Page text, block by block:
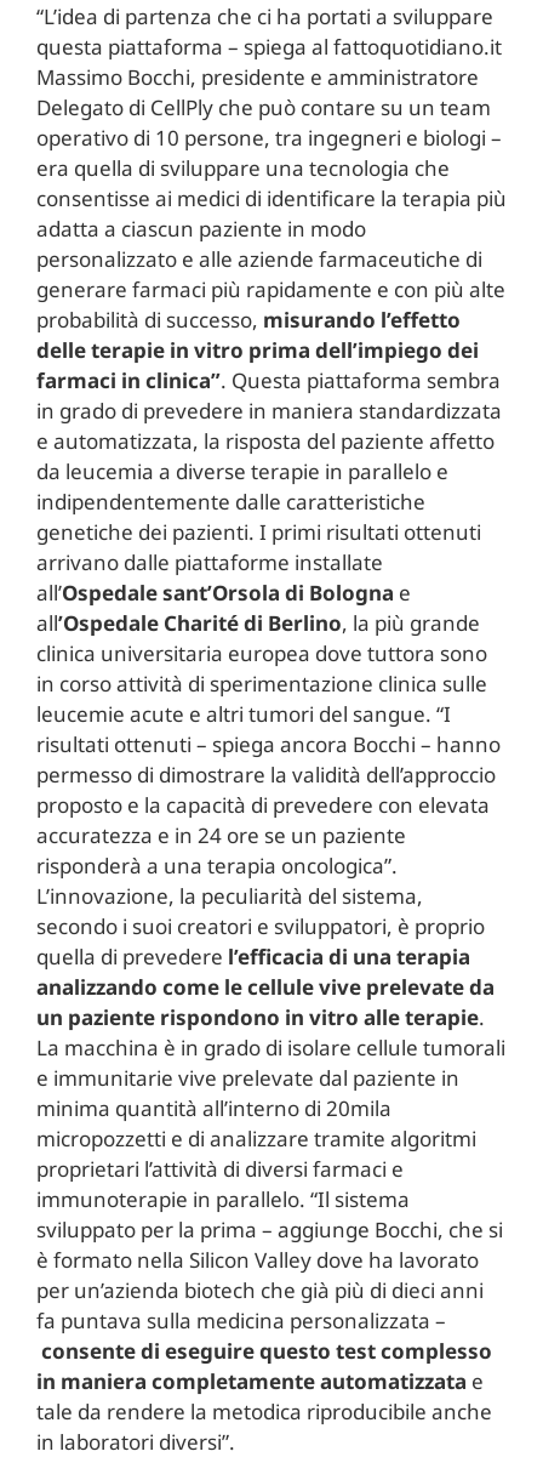
“L’idea di partenza che ci ha portati a sviluppare
questa piattaforma – spiega al fattoquotidiano.it
Massimo Bocchi, presidente e amministratore
Delegato di CellPly che può contare su un team
operativo di 10 persone, tra ingegneri e biologi –
era quella di sviluppare una tecnologia che
consentisse ai medici di identificare la terapia più
adatta a ciascun paziente in modo
personalizzato e alle aziende farmaceutiche di
generare farmaci più rapidamente e con più alte
probabilità di successo, misurando l’effetto
delle terapie in vitro prima dell’impiego dei
farmaci in clinica”. Questa piattaforma sembra
in grado di prevedere in maniera standardizzata
e automatizzata, la risposta del paziente affetto
da leucemia a diverse terapie in parallelo e
indipendentemente dalle caratteristiche
genetiche dei pazienti. I primi risultati ottenuti
arrivano dalle piattaforme installate
all’Ospedale sant’Orsola di Bologna e
all’Ospedale Charité di Berlino, la più grande
clinica universitaria europea dove tuttora sono
in corso attività di sperimentazione clinica sulle
leucemie acute e altri tumori del sangue. “I
risultati ottenuti – spiega ancora Bocchi – hanno
permesso di dimostrare la validità dell’approccio
proposto e la capacità di prevedere con elevata
accuratezza e in 24 ore se un paziente
risponderà a una terapia oncologica”.
L’innovazione, la peculiarità del sistema,
secondo i suoi creatori e sviluppatori, è proprio
quella di prevedere l’efficacia di una terapia
analizzando come le cellule vive prelevate da
un paziente rispondono in vitro alle terapie.
La macchina è in grado di isolare cellule tumorali
e immunitarie vive prelevate dal paziente in
minima quantità all’interno di 20mila
micropozzetti e di analizzare tramite algoritmi
proprietari l’attività di diversi farmaci e
immunoterapie in parallelo. “Il sistema
sviluppato per la prima – aggiunge Bocchi, che si
è formato nella Silicon Valley dove ha lavorato
per un’azienda biotech che già più di dieci anni
fa puntava sulla medicina personalizzata –
consente di eseguire questo test complesso
in maniera completamente automatizzata e
tale da rendere la metodica riproducibile anche
in laboratori diversi”.